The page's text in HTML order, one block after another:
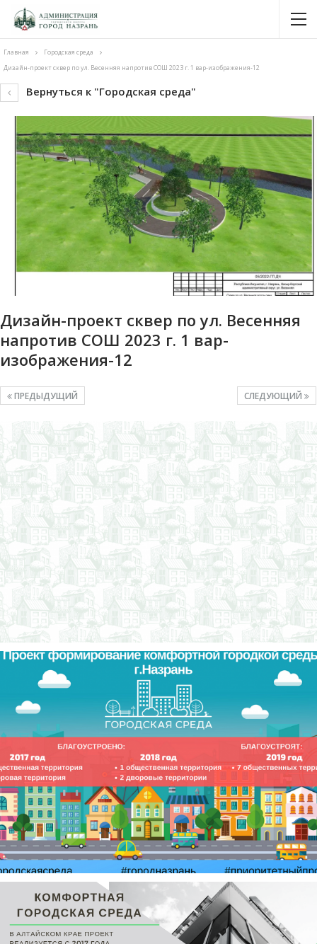
Главная
Городская среда
Дизайн-проект сквер по ул. Весенняя напротив СОШ 2023 г. 1 вар-изображения-12
Вернуться к "Городская среда"
Дизайн-проект сквер по ул. Весенняя
напротив СОШ 2023 г. 1 вар-
изображения-12
СЛЕДУЮЩИЙ
ПРЕДЫДУЩИЙ